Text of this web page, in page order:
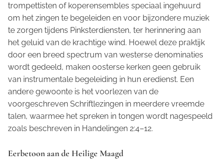
trompettisten of koperensembles speciaal ingehuurd
om het zingen te begeleiden en voor bijzondere muziek
te zorgen tijdens Pinksterdiensten, ter herinnering aan
het geluid van de krachtige wind. Hoewel deze praktijk
door een breed spectrum van westerse denominaties
wordt gedeeld, maken oosterse kerken geen gebruik
van instrumentale begeleiding in hun eredienst. Een
andere gewoonte is het voorlezen van de
voorgeschreven Schriftlezingen in meerdere vreemde
talen, waarmee het spreken in tongen wordt nagespeeld
zoals beschreven in Handelingen 2:4–12.
Eerbetoon aan de Heilige Maagd